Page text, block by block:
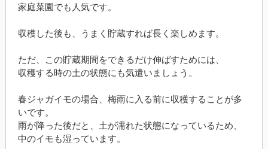
家庭菜園でも人気です。
収穫した後も、うまく貯蔵すれば長く楽しめます。
ただ、この貯蔵期間をできるだけ伸ばすためには、
収穫する時の土の状態にも気遣いましょう。
春ジャガイモの場合、梅雨に入る前に収穫することが多
いです。
雨が降った後だと、土が濡れた状態になっているため、
中のイモも湿っています。